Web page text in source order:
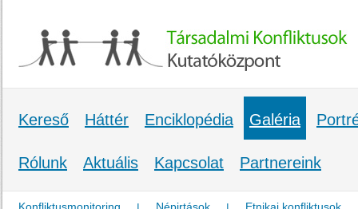
Kereső Háttér Enciklopédia Galéria
Rólunk Aktuális Kapcsolat Partnereink